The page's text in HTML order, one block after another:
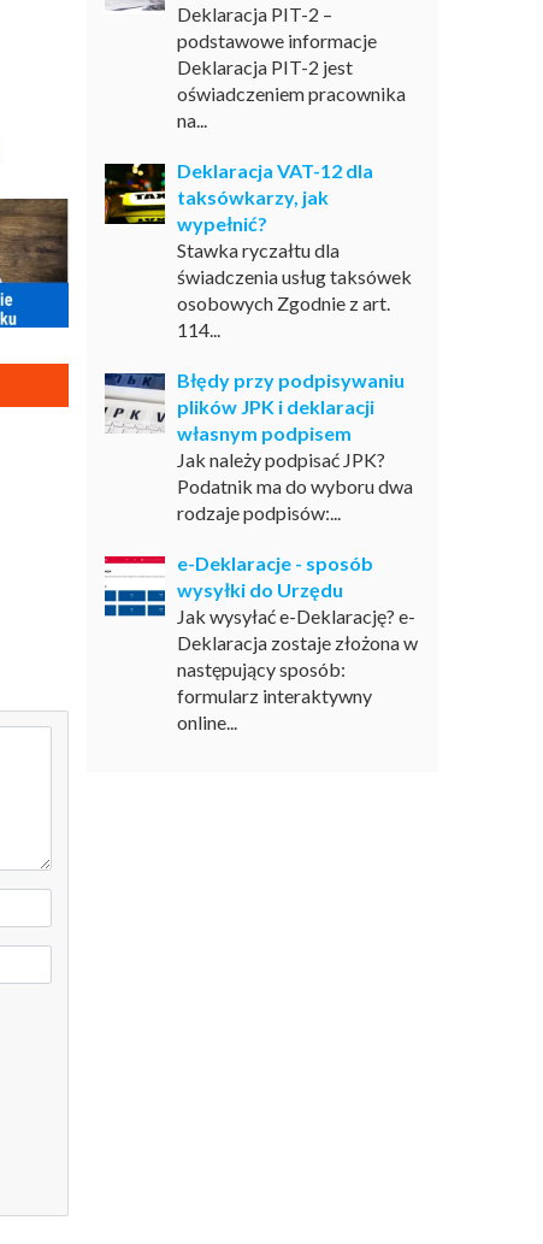
Deklaracja PIT-2 –
podstawowe informacje
Deklaracja PIT-2 jest
oświadczeniem pracownika
na...
Deklaracja VAT-12 dla
taksówkarzy, jak
wypełnić?
Stawka ryczałtu dla
świadczenia usług taksówek
osobowych Zgodnie z art.
114...
Błędy przy podpisywaniu
plików JPK i deklaracji
własnym podpisem
Jak należy podpisać JPK?
Podatnik ma do wyboru dwa
rodzaje podpisów:...
e-Deklaracje - sposób
wysyłki do Urzędu
Jak wysyłać e-Deklarację? e-
Deklaracja zostaje złożona w
następujący sposób:
formularz interaktywny
online...